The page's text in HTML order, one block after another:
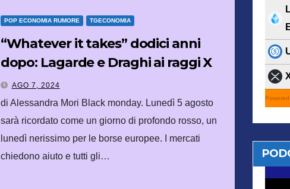
POP ECONOMIA RUMORE TGECONOMIA
“Whatever it takes” dodici anni
dopo: Lagarde e Draghi ai raggi X
AGO 7, 2024
di Alessandra Mori Black monday. Lunedì 5 agosto
sarà ricordato come un giorno di profondo rosso, un
lunedì nerissimo per le borse europee. I mercati
chiedono aiuto e tutti gli…